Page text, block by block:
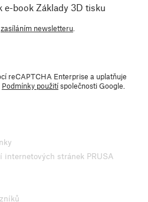
e-book Základy 3D tisku
zasíláním newsletteru
reCAPTCHA Enterprise a uplatňuje
Podmínky použitíspolečnosti Google.
internetových stránek PRUSA